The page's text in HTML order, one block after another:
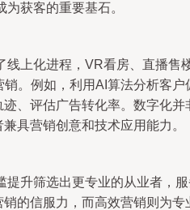
为获客的重要基石。
上化进程，VR看房、直播
。例如，利用AI算法分析客
、评估广告转化率。数字化
具营销创意和技术应用能力。
升筛选出更专业的从业者，
的信服力，而高效营销则为